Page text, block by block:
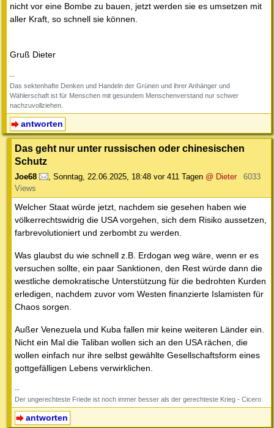
nicht vor eine Bombe zu bauen, jetzt werden sie es umsetzen mit
aller Kraft, so schnell sie können.
Gruß Dieter
--
Das sektenhafte Denken und Handeln der Grünen und ihrer Anhänger und
Wählerschaft ist für Menschen mit gesundem Menschenverstand nur schwer
nachzuvollziehen.
antworten
Das geht nur unter russischen oder chinesischen
Schutz
Joe68 , Sonntag, 22.06.2025, 18:48 vor 411 Tagen @ Dieter
6033
Views
Welcher Staat würde jetzt, nachdem sie gesehen haben wie
völkerrechtswidrig die USA vorgehen, sich dem Risiko aussetzen,
farbrevolutioniert und zerbombt zu werden.
Was glaubst du wie schnell z.B. Erdogan weg wäre, wenn er es
versuchen sollte, ein paar Sanktionen, den Rest würde dann die
westliche demokratische Unterstützung für die bedrohten Kurden
erledigen, nachdem zuvor vom Westen finanzierte Islamisten für
Chaos sorgen.
Außer Venezuela und Kuba fallen mir keine weiteren Länder ein.
Nicht ein Mal die Taliban wollen sich an den USA rächen, die
wollen einfach nur ihre selbst gewählte Gesellschaftsform eines
gottgefälligen Lebens verwirklichen.
--
Der ungerechteste Friede ist noch immer besser als der gerechteste Krieg - Cicero
antworten